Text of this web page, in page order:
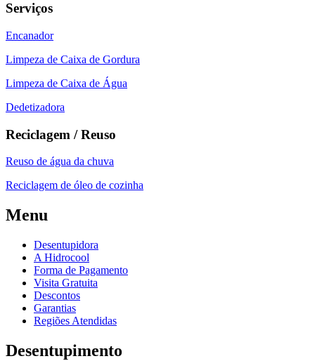
Serviços
Encanador
Limpeza de Caixa de Gordura
Limpeza de Caixa de Água
Dedetizadora
Reciclagem / Reuso
Reuso de água da chuva
Reciclagem de óleo de cozinha
Menu
Desentupidora
A Hidrocool
Forma de Pagamento
Visita Gratuita
Descontos
Garantias
Regiões Atendidas
Desentupimento